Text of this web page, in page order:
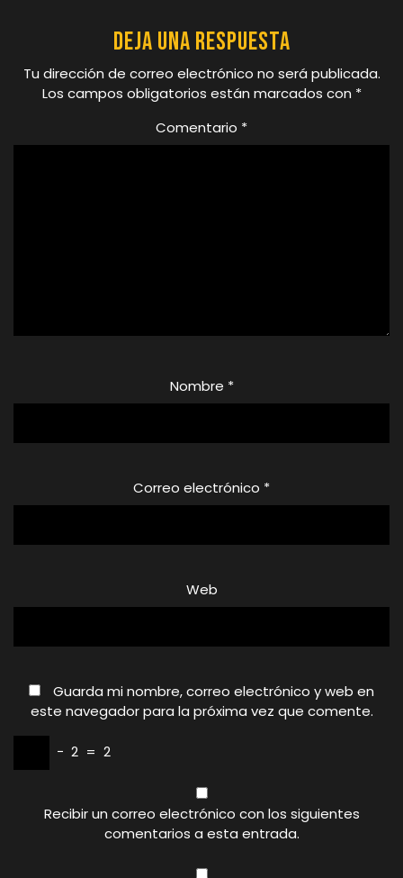
Deja una respuesta
Tu dirección de correo electrónico no será publicada.
Los campos obligatorios están marcados con *
Comentario *
Nombre *
Correo electrónico *
Web
Guarda mi nombre, correo electrónico y web en
este navegador para la próxima vez que comente.
− 2 = 2
Recibir un correo electrónico con los siguientes
comentarios a esta entrada.